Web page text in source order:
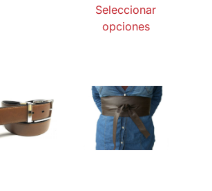
Seleccionar
opciones